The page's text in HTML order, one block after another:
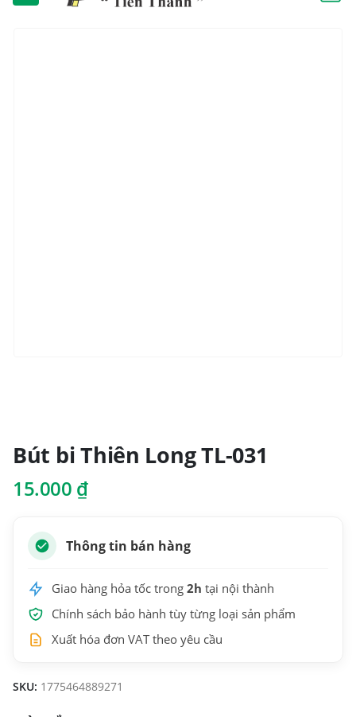
Bút bi Thiên Long TL-031
15.000 ₫
Thông tin bán hàng
Giao hàng hỏa tốc trong 2h tại nội thành
Chính sách bảo hành tùy từng loại sản phẩm
Xuất hóa đơn VAT theo yêu cầu
SKU: 1775464889271